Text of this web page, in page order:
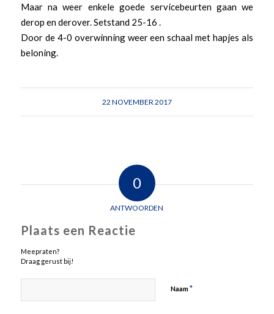
Maar na weer enkele goede servicebeurten gaan we
derop en derover. Setstand 25-16 .
Door de 4-0 overwinning weer een schaal met hapjes als
beloning.
22 NOVEMBER 2017
0
ANTWOORDEN
Plaats een Reactie
Meepraten?
Draag gerust bij!
Naam*